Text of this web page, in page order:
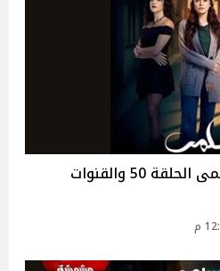
موعد عرض مسلسل سلمى الحلقة 50 والقنوات